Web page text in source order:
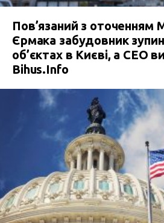
Пов’язаний з оточенням
Єрмака забудовник
об’єктах в Києві, а СЕО
Bihus.Info